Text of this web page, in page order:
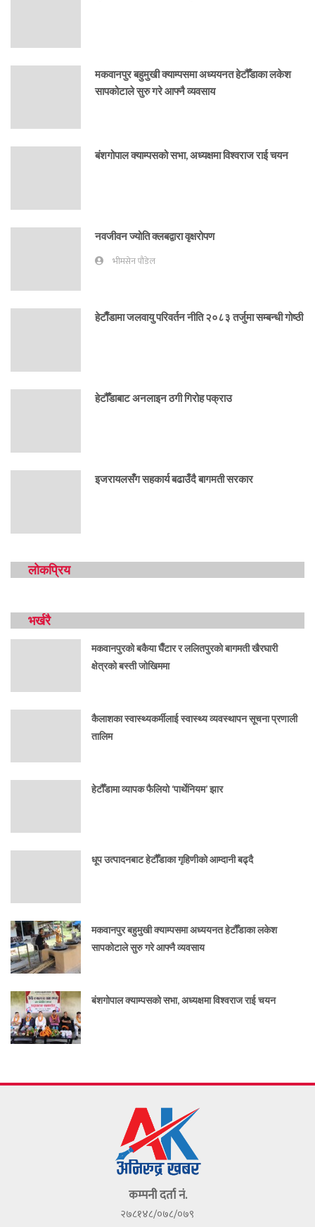
मकवानपुर बहुमुखी क्याम्पसमा अध्ययनत हेटौँडाका लकेश
सापकोटाले सुरु गरे आफ्नै व्यवसाय
बंशगोपाल क्याम्पसको सभा, अध्यक्षमा विश्वराज राई चयन
नवजीवन ज्योति क्लबद्वारा वृक्षरोपण
भीमसेन पौडेल
हेटाैँडामा जलवायु परिवर्तन नीति २०८३ तर्जुमा सम्बन्धी गोष्ठी
हेटौँडाबाट अनलाइन ठगी गिरोह पक्राउ
इजरायलसँग सहकार्य बढाउँदै बागमती सरकार
लोकप्रिय
भर्खरै
मकवानपुरको बकैया घैँटार र ललितपुरको बागमती खैरघारी
क्षेत्रको बस्ती जोखिममा
कैलाशका स्वास्थ्यकर्मीलाई स्वास्थ्य व्यवस्थापन सूचना प्रणाली
तालिम
हेटौँडामा व्यापक फैलियो ‘पार्थेनियम’ झार
धूप उत्पादनबाट हेटौँडाका गृहिणीको आम्दानी बढ्दै
मकवानपुर बहुमुखी क्याम्पसमा अध्ययनत हेटौँडाका लकेश
सापकोटाले सुरु गरे आफ्नै व्यवसाय
बंशगोपाल क्याम्पसको सभा, अध्यक्षमा विश्वराज राई चयन
कम्पनी दर्ता नं.
२७८१४८/०७८/०७९